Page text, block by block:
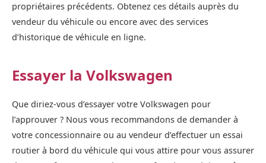
propriétaires précédents. Obtenez ces détails auprès du
vendeur du véhicule ou encore avec des services
d’historique de véhicule en ligne.
Essayer la Volkswagen
Que diriez-vous d’essayer votre Volkswagen pour
l’approuver ? Nous vous recommandons de demander à
votre concessionnaire ou au vendeur d’effectuer un essai
routier à bord du véhicule qui vous attire pour vous assurer